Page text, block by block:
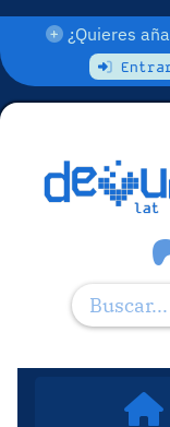
¿Quieres
Entrar